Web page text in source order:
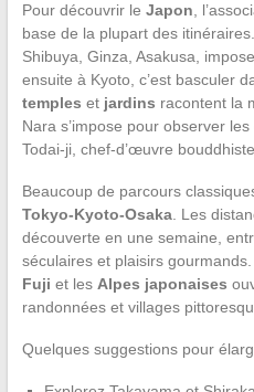
Pour découvrir le Japon ,
base de la plupart des
Shibuya, Ginza, Asakusa,
ensuite à Kyoto, c’est basculer
temples et jardins racontent la
Nara s’impose pour observer
Todai-ji, chef-d’œuvre bouddhiste.
Beaucoup de parcours
Tokyo-Kyoto-Osaka. Les
découverte en une semaine,
séculaires et plaisirs
Fuji et les Alpes japonaises
randonnées et villages
Quelques suggestions pour